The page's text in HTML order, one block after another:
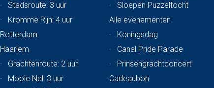
·
Stadsroute: 3 uur
·
Kromme Rijn: 4 uur
Rotterdam
Haarlem
·
Grachtenroute: 2 uur
·
Mooie Nel: 3 uur
·
Sloepen Puzzeltocht
Alle evenementen
·
Koningsdag
·
Canal Pride Parade
·
Prinsengrachtconcert
Cadeaubon